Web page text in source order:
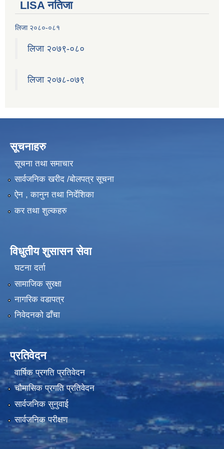
LISA नतिजा
लिजा २०८०-०८१
लिजा २०७९-०८०
लिजा २०७८-०७९
सूचनाहरु
सूचना तथा समाचार
सार्वजनिक खरीद /बोलपत्र सूचना
ऐन , कानुन तथा निर्देशिका
कर तथा शुल्कहरु
विधुतीय शुसासन सेवा
घटना दर्ता
सामाजिक सुरक्षा
नागरिक वडापत्र
निवेदनको ढाँचा
प्रतिवेदन
वार्षिक प्रगति प्रतिवेदन
चौमासिक प्रगति प्रतिवेदन
सार्वजनिक सुनुवाई
सार्वजनिक परीक्षण